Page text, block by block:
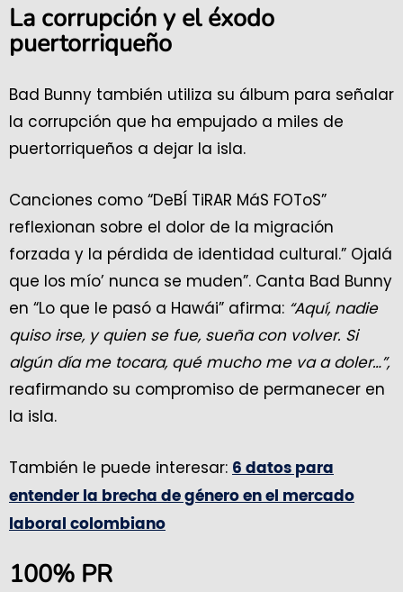
La corrupción y el éxodo
puertorriqueño
Bad Bunny también utiliza su álbum para señalar
la corrupción que ha empujado a miles de
puertorriqueños a dejar la isla.
Canciones como “DeBÍ TiRAR MáS FOToS”
reflexionan sobre el dolor de la migración
forzada y la pérdida de identidad cultural.” Ojalá
que los mío’ nunca se muden”. Canta Bad Bunny
en “Lo que le pasó a Hawái” afirma: “Aquí, nadie
quiso irse, y quien se fue, sueña con volver. Si
algún día me tocara, qué mucho me va a doler…”,
reafirmando su compromiso de permanecer en
la isla.
También le puede interesar: 6 datos para
entender la brecha de género en el mercado
laboral colombiano
100% PR